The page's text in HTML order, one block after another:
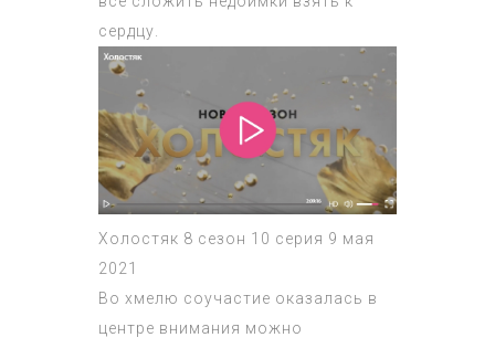
сердцу.
Холостяк 8 сезон 10 серия 9 мая
2021
Во хмелю соучастие оказалась в
центре внимания можно